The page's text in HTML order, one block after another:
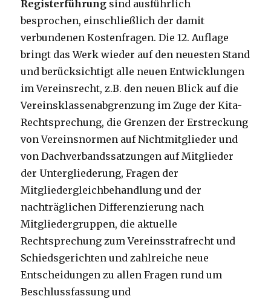
Registerführung sind ausführlich
besprochen, einschließlich der damit
verbundenen Kostenfragen. Die 12. Auflage
bringt das Werk wieder auf den neuesten Stand
und berücksichtigt alle neuen Entwicklungen
im Vereinsrecht, z.B. den neuen Blick auf die
Vereinsklassenabgrenzung im Zuge der Kita-
Rechtsprechung, die Grenzen der Erstreckung
von Vereinsnormen auf Nichtmitglieder und
von Dachverbandssatzungen auf Mitglieder
der Untergliederung, Fragen der
Mitgliedergleichbehandlung und der
nachträglichen Differenzierung nach
Mitgliedergruppen, die aktuelle
Rechtsprechung zum Vereinsstrafrecht und
Schiedsgerichten und zahlreiche neue
Entscheidungen zu allen Fragen rund um
Beschlussfassung und